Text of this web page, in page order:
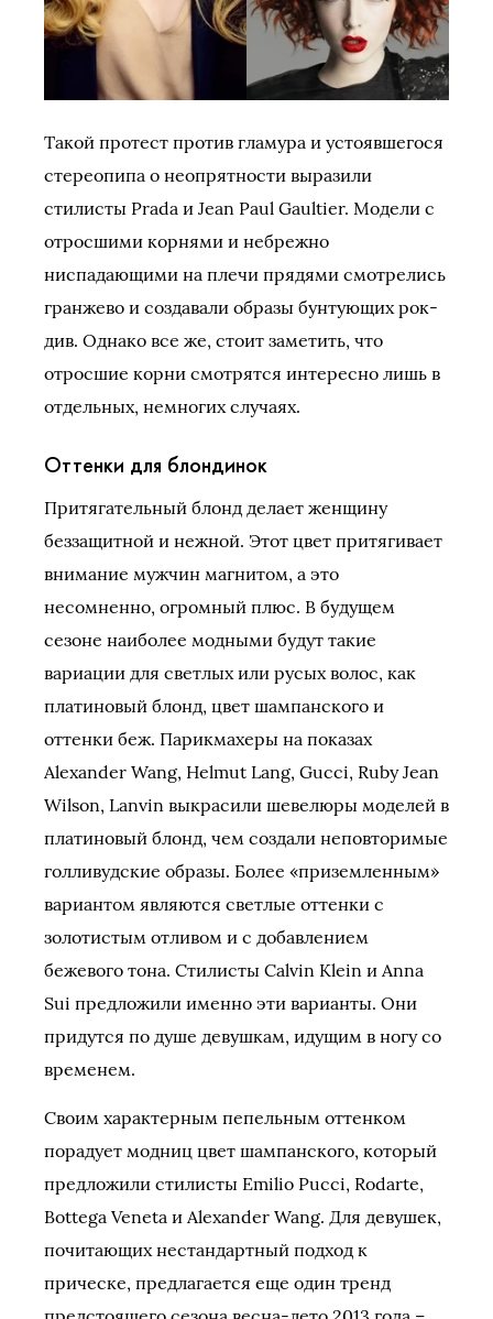
Такой протест против гламура и устоявшегося
стереопипа о неопрятности выразили
стилисты Prada и Jean Paul Gaultier. Модели с
отросшими корнями и небрежно
ниспадающими на плечи прядями смотрелись
гранжево и создавали образы бунтующих рок-
див. Однако все же, стоит заметить, что
отросшие корни смотрятся интересно лишь в
отдельных, немногих случаях.
Оттенки для блондинок
Притягательный блонд делает женщину
беззащитной и нежной. Этот цвет притягивает
внимание мужчин магнитом, а это
несомненно, огромный плюс. В будущем
сезоне наиболее модными будут такие
вариации для светлых или русых волос, как
платиновый блонд, цвет шампанского и
оттенки беж. Парикмахеры на показах
Alexander Wang, Helmut Lang, Gucci, Ruby Jean
Wilson, Lanvin выкрасили шевелюры моделей в
платиновый блонд, чем создали неповторимые
голливудские образы. Более «приземленным»
вариантом являются светлые оттенки с
золотистым отливом и с добавлением
бежевого тона. Стилисты Calvin Klein и Anna
Sui предложили именно эти варианты. Они
придутся по душе девушкам, идущим в ногу со
временем.
Своим характерным пепельным оттенком
порадует модниц цвет шампанского, который
предложили стилисты Emilio Pucci, Rodarte,
Bottega Veneta и Alexander Wang. Для девушек,
почитающих нестандартный подход к
прическе, предлагается еще один тренд